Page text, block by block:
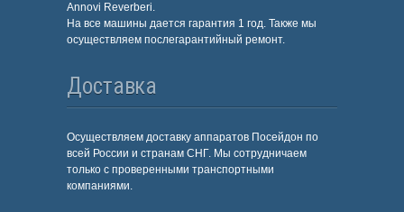
Annovi Reverberi.
На все машины дается гарантия 1 год. Также мы
осуществляем послегарантийный ремонт.
Доставка
Осуществляем доставку аппаратов Посейдон по
всей России и странам СНГ. Мы сотрудничаем
только с проверенными транспортными
компаниями.